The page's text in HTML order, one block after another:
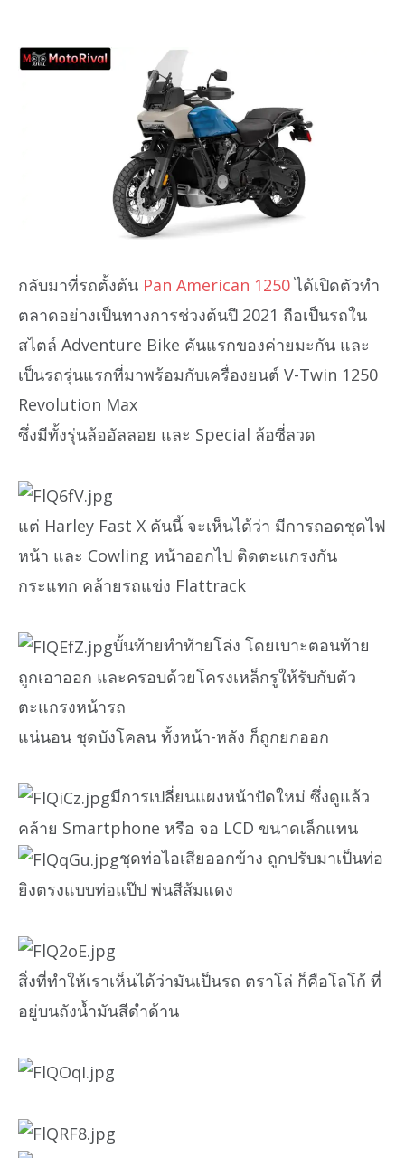
กลับมาที่รถตั้งต้น Pan American 1250ได้เปิดตัวทำ
ตลาดอย่างเป็นทางการช่วงต้นปี 2021 ถือเป็นรถใน
สไตล์ Adventure Bike คันแรกของค่ายมะกัน และ
เป็นรถรุ่นแรกที่มาพร้อมกับเครื่องยนต์ V-Twin 1250
Revolution Max
ซึ่งมีทั้งรุ่นล้ออัลลอย และ Special ล้อซี่ลวด
แต่ Harley Fast X คันนี้ จะเห็นได้ว่า มีการถอดชุดไฟ
หน้า และ Cowling หน้าออกไป ติดตะแกรงกัน
กระแทก คล้ายรถแข่ง Flattrack
บั้นท้ายทำท้ายโล่ง โดยเบาะตอนท้าย
ถูกเอาออก และครอบด้วยโครงเหล็กรูให้รับกับตัว
ตะแกรงหน้ารถ
แน่นอน ชุดบังโคลน ทั้งหน้า-หลัง ก็ถูกยกออก
มีการเปลี่ยนแผงหน้าปัดใหม่ ซึ่งดูแล้ว
คล้าย Smartphone หรือ จอ LCD ขนาดเล็กแทน
ชุดท่อไอเสียออกข้าง ถูกปรับมาเป็นท่อ
ยิงตรงแบบท่อแป๊ป พ่นสีส้มแดง
สิ่งที่ทำให้เราเห็นได้ว่ามันเป็นรถ ตราโล่ ก็คือโลโก้ ที่
อยู่บนถังน้ำมันสีดำด้าน